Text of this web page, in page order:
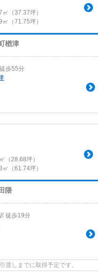
㎡（37.37坪）
（71.75坪）
楢津
歩55分
（28.68坪）
（61.74坪）
隈
徒歩19分
しまでに取得予定です。